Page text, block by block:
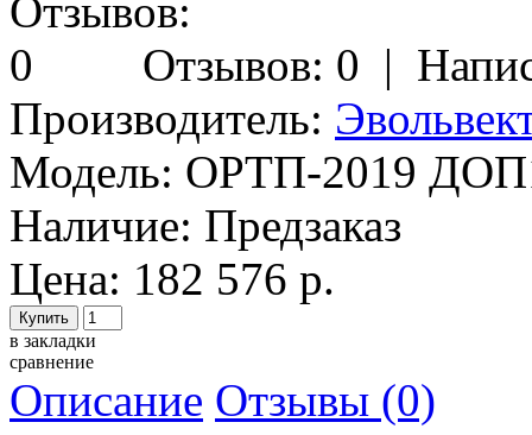
Отзывов: 0 |
Производитель:
Модель: ОРТП-2019
Наличие: Предзаказ
Цена: 182 576 р.
в закладки
сравнение
Описание Отзывы (0)